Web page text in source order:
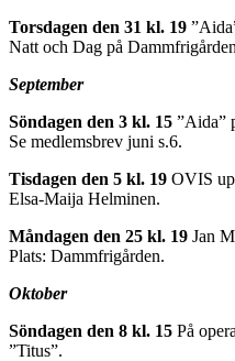
Torsdagen den 31 kl. 19
Natt och Dag på
September
Söndagen den 3 kl. 15 ”Aida”
Se medlemsbrev juni s.6.
Tisdagen den 5 kl. 19 OVIS
Elsa-Maija Helminen.
Måndagen den 25 kl. 19 Jan
Plats: Dammfrigården.
Oktober
Söndagen den 8 kl. 15 På
”Titus”.